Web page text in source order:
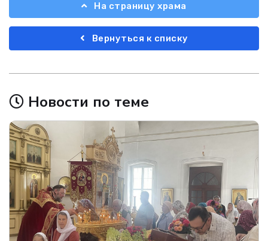
На страницу храма
Вернуться к списку
Новости по теме